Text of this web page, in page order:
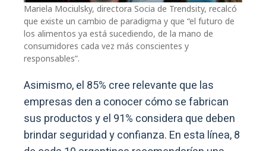
Mariela Mociulsky, directora Socia de Trendsity, recalcó
que existe un cambio de paradigma y que “el futuro de
los alimentos ya está sucediendo, de la mano de
consumidores cada vez más conscientes y
responsables”.
Asimismo, el 85% cree relevante que las
empresas den a conocer cómo se fabrican
sus productos y el 91% considera que deben
brindar seguridad y confianza. En esta línea, 8